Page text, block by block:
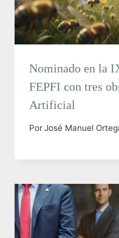
Nominado en la
FEPFI con tres
Artificial
PorJosé Manuel